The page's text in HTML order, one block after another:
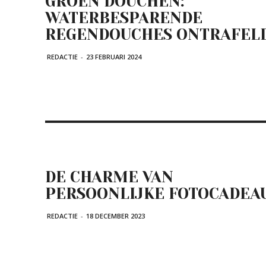
WATERBESPARENDE
REGENDOUCHES
REDACTIE - 23 FEBRUARI 2024
DE CHARME VAN
PERSOONLIJKE
REDACTIE - 18 DECEMBER 2023